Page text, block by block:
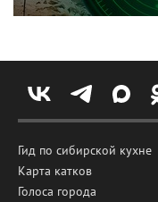
Гид по сибирской кухне
Карта катков
Голоса города